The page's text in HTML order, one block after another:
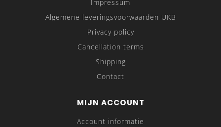
Impressum
Algemene leveringsvoorwaarden UKB
Privacy policy
Cancellation terms
Shipping
Contact
MIJN ACCOUNT
Account informatie